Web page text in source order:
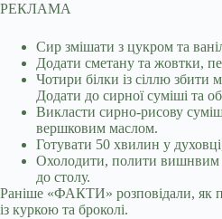
РЕКЛАМА
Сир змішати з цукром та
Додати сметану та жовтки,
Чотири білки із сіллю збити
Додати до сирної суміші та
Викласти сирно-рисову
вершковим маслом.
Готувати 50 хвилин у духовці,
Охолодити, полити вишнвим
до столу.
Раніше «ФАКТИ» розповідали, як
із куркою та броколі.